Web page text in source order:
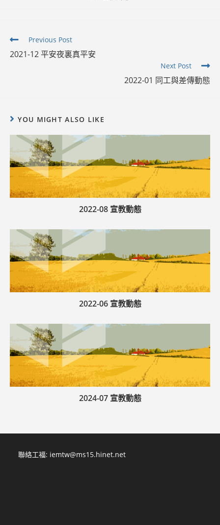
Read
articles
Previous Post
2021-12 平安夜裏真平安
Next Post
2022-01 同工與差傳動態
YOU MIGHT ALSO LIKE
2022-08 宣教動態
2022-06 宣教動態
2024-07 宣教動態
聯絡工福: iemtw@ms15.hinet.net